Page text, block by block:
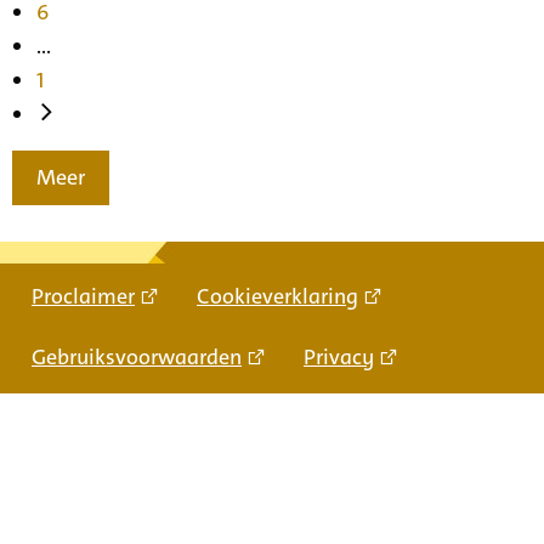
6
...
1
Meer
Proclaimer Cookieverklaring
Gebruiksvoorwaarden Privacy